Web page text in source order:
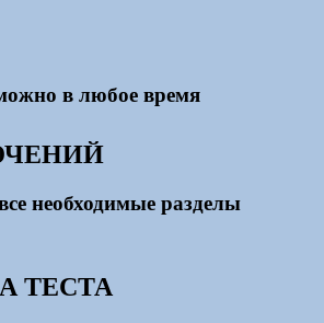
в любое время
необходимые разделы
ТЕСТА